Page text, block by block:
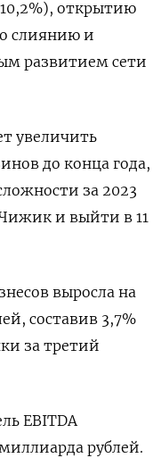
открытию
слиянию и
развитием сети
увеличить
до конца года,
за 2023
и выйти в 11
выросла на
составив 3,7%
за третий
EBITDA
рублей.